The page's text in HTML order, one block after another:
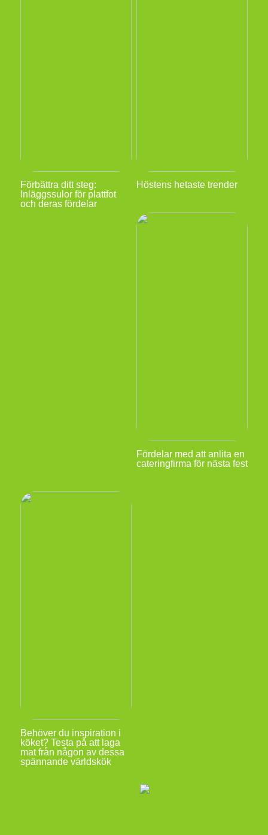
Förbättra ditt steg:
Inläggssulor för plattfot
och deras fördelar
Höstens hetaste trender
Fördelar med att anlita en
cateringfirma för nästa fest
Behöver du inspiration i
köket? Testa på att laga
mat från någon av dessa
spännande världskök